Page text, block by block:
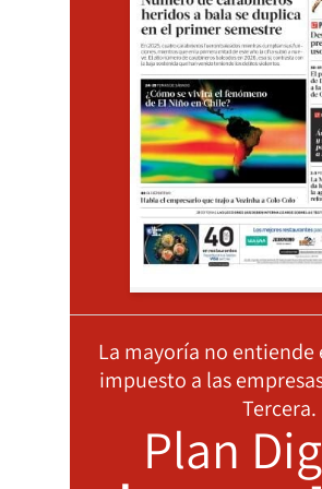
La mayoría no entiende
impuesto a las
Tercera.
Plan